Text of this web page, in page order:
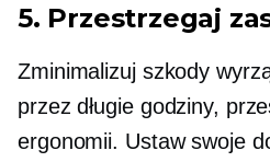
5. Przestrzegaj
Zminimalizuj szkody
przez długie godziny,
ergonomii. Ustaw swoje